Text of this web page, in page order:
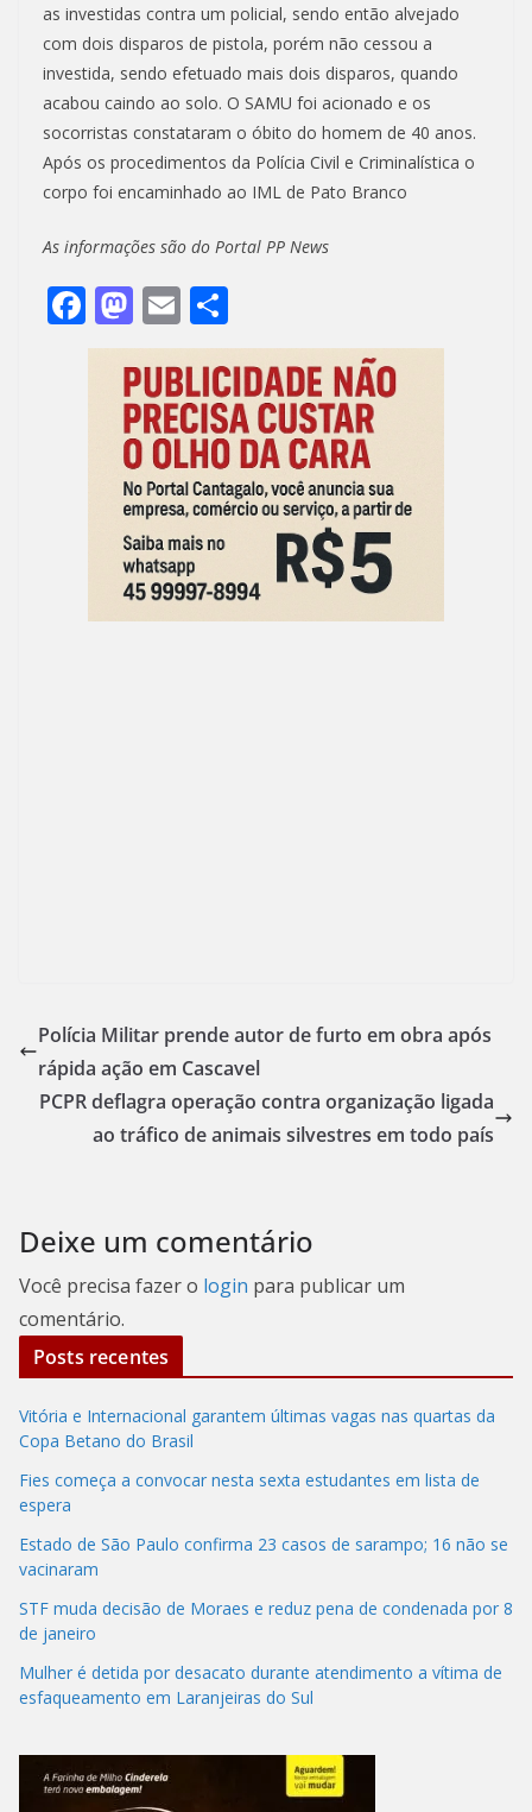
as investidas contra um policial, sendo então alvejado
com dois disparos de pistola, porém não cessou a
investida, sendo efetuado mais dois disparos, quando
acabou caindo ao solo. O SAMU foi acionado e os
socorristas constataram o óbito do homem de 40 anos.
Após os procedimentos da Polícia Civil e Criminalística o
corpo foi encaminhado ao IML de Pato Branco
As informações são do Portal PP News
F
ac
M
as
to
d
o
n
E
m
ai
l
h
ar
e
Polícia Militar prende autor de furto em obra após
rápida ação em Cascavel
PCPR deflagra operação contra organização ligada
ao tráfico de animais silvestres em todo país
Deixe um comentário
Você precisa fazer o login para publicar um
comentário.
Posts recentes
Vitória e Internacional garantem últimas vagas nas quartas da
Copa Betano do Brasil
Fies começa a convocar nesta sexta estudantes em lista de
espera
Estado de São Paulo confirma 23 casos de sarampo; 16 não se
vacinaram
STF muda decisão de Moraes e reduz pena de condenada por 8
de janeiro
Mulher é detida por desacato durante atendimento a vítima de
esfaqueamento em Laranjeiras do Sul